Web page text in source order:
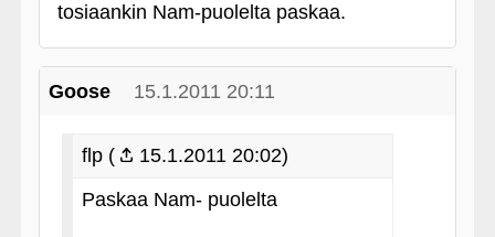
tosiaankin Nam-puolelta paskaa.
Goose 15.1.2011 20:11
flp (
15.1.2011 20:02)
Paskaa Nam- puolelta